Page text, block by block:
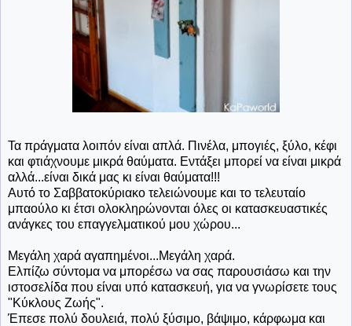
Τα πράγματα λοιπόν είναι απλά. Πινέλα, μπογιές, ξύλο, κέφι
και φτιάχνουμε μικρά θαύματα. Εντάξει μπορεί να είναι μικρά
αλλά...είναι δικά μας κι είναι θαύματα!!!
Αυτό το Σαββατοκύριακο τελειώνουμε και το τελευταίο
μπαούλο κι έτσι ολοκληρώνονται όλες οι κατασκευαστικές
ανάγκες του επαγγελματικού μου χώρου...
Μεγάλη χαρά αγαπημένοι...Μεγάλη χαρά.
Ελπίζω σύντομα να μπορέσω να σας παρουσιάσω και την
ιστοσελίδα που είναι υπό κατασκευή, για να γνωρίσετε τους
"Κύκλους Ζωής".
Έπεσε πολύ δουλειά, πολύ ξύσιμο, βάψιμο, κάρφωμα και